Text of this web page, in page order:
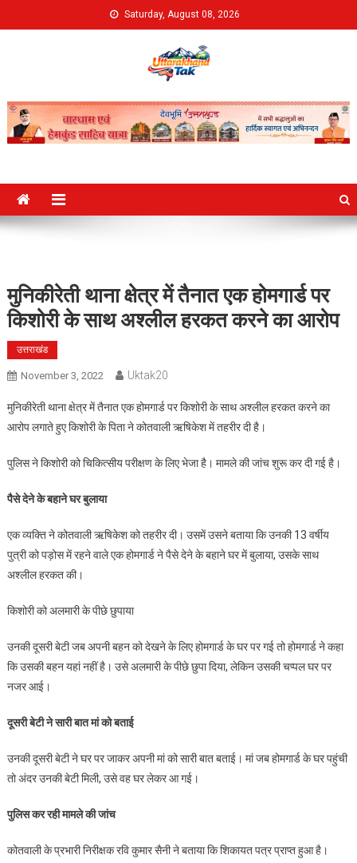
to
Saturday, August 08, 2026
Uttarakhand Tak
मुनिकीरेती थाना क्षेत्र में तैनात एक होमगार्ड पर
किशोरी के साथ अश्लील हरकत करने का आरोप
उत्तराखंड
November 3, 2022 Uktak20
मुनिकीरेती थाना क्षेत्र में तैनात एक होमगार्ड पर किशोरी के साथ अश्लील हरकत करने का
आरोप लगाते हुए किशोरी के पिता ने कोतवाली ऋषिकेश में तहरीर दी है।
पुलिस ने किशोरी को चिकित्सीय परीक्षण के लिए भेजा है। मामले की जांच शुरू कर दी गई है।
पैसे देने के बहाने घर बुलाया
एक व्यक्ति ने कोतवाली ऋषिकेश को तहरीर दी। उसमें उसने बताया कि उनकी 13 वर्षीय
पुत्री को पड़ोस में रहने वाले एक होमगार्ड ने पैसे देने के बहाने घर में बुलाया, उसके साथ
अश्लील हरकत की।
किशोरी को अलमारी के पीछे छुपाया
उनकी दूसरी बेटी जब अपनी बहन को देखने के लिए होमगार्ड के घर पर गई तो होमगार्ड ने कहा
कि उसकी बहन यहां नहीं है। उसे अलमारी के पीछे छुपा दिया, लेकिन उसकी चप्पल घर पर
नजर आई।
दूसरी बेटी ने सारी बात मां को बताई
उनकी दूसरी बेटी ने घर पर जाकर अपनी मां को सारी बात बताई। मां जब होमगार्ड के घर पहुंची
तो अंदर उनकी बेटी मिली, उसे वह घर लेकर आ गई।
पुलिस कर रही मामले की जांच
कोतवाली के प्रभारी निरीक्षक रवि कुमार सैनी ने बताया कि शिकायत पत्र प्राप्त हुआ है।